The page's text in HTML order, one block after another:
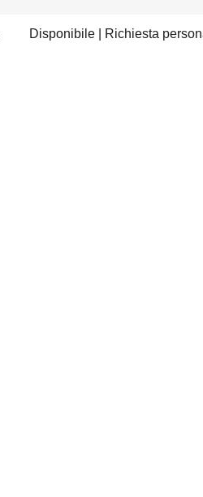
Disponibile | Richiesta